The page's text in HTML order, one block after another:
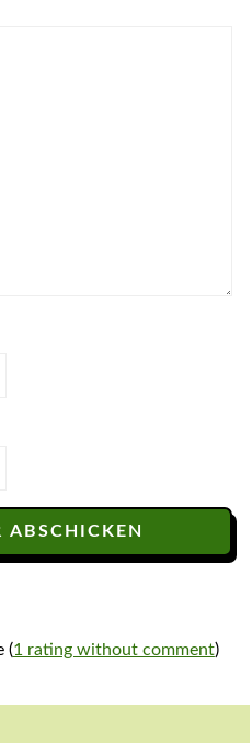
(1 rating without comment)